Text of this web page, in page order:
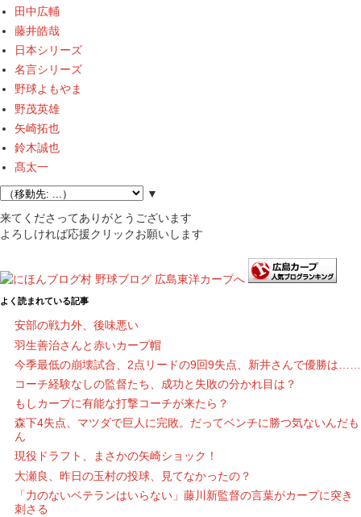
田中広輔
藤井皓哉
日本シリーズ
名言シリーズ
野球よもやま
野茂英雄
矢崎拓也
鈴木誠也
髙太一
▼
来てくださってありがとうございます
よろしければ応援クリックお願いします
よく読まれている記事
安部の戦力外、後味悪い
羽生善治さんと赤いカープ帽
今季最低の崩壊試合、2点リードの9回9失点、新井さんで優勝は……
コーチ経験なしの監督たち、成功と失敗の分かれ目は？
もしカープに有能な打撃コーチが来たら？
森下4失点、マツダで巨人に完敗。だってベンチに勝つ気ないんだも
ん
現役ドラフト、まさかの矢崎ショック！
大瀬良、昨日の玉村の投球、見てなかったの？
「力のないベテランはいらない」藤川新監督の言葉がカープに突き
刺さる